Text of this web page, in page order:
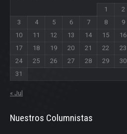
1
2
3
4 5 6 7 8
9
10
11 12 13 14 15
16
17
18 19 20 21 22
23
24
25 26 27 28 29
30
31
« Jul
Nuestros Columnistas